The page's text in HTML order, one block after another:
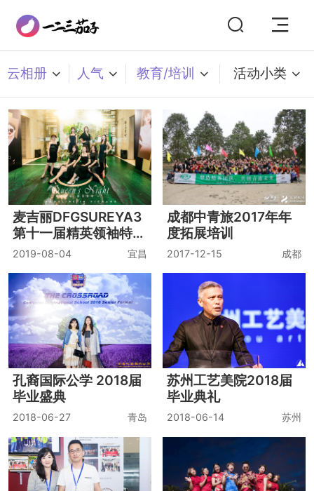
云相册 人气 教育/培训 活动小类
麦吉丽DFGSUREYA3
第十一届精英领袖特训
营
2019-08-04 宜昌
成都中青旅2017年年
度拓展培训
2017-12-15 成都
孔裔国际公学 2018届
毕业盛典
2018-06-27 青岛
苏州工艺美院2018届
毕业典礼
2018-06-14 苏州